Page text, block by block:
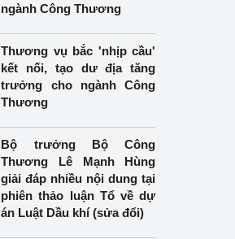
ngành Công Thương
Thương vụ bắc 'nhịp cầu'
kết nối, tạo dư địa tăng
trưởng cho ngành Công
Thương
Bộ trưởng Bộ Công
Thương Lê Mạnh Hùng
giải đáp nhiều nội dung tại
phiên thảo luận Tổ về dự
án Luật Dầu khí (sửa đổi)